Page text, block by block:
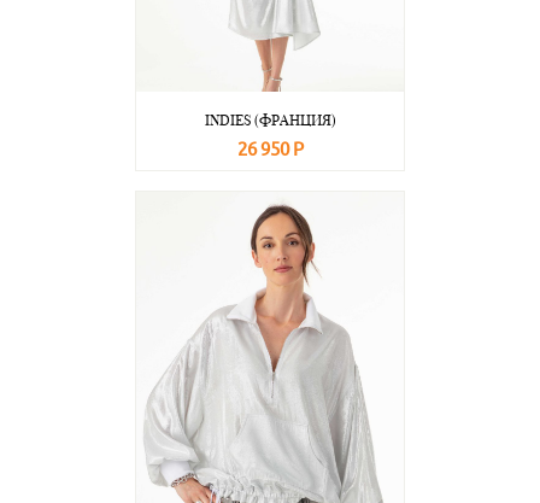
INDIES (ФРАНЦИЯ)
26 950 Р